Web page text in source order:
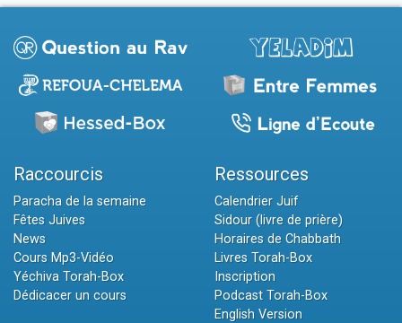
Raccourcis
Paracha de la semaine
Fêtes Juives
News
Cours Mp3-Vidéo
Yéchiva Torah-Box
Dédicacer un cours
Ressources
Calendrier Juif
Sidour (livre de prière)
Horaires de Chabbath
Livres Torah-Box
Inscription
Podcast Torah-Box
English Version